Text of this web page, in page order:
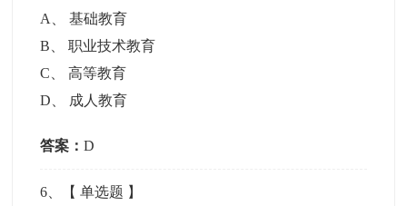
A
、基础教育
B 、职业技术教育
C 、高等教育
D
成人教育
答案：D
6 、【单选题 】